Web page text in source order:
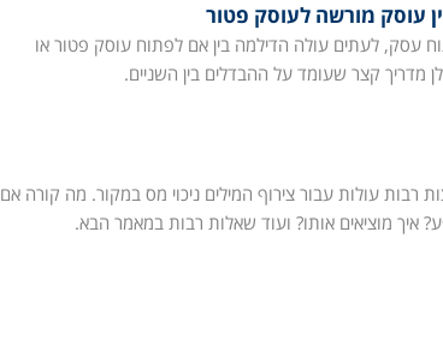
עוסק מורשה לעוסק פטור
עסק, לעתים עולה הדילמה בין אם לפתוח עוסק פטור או
מדריך קצר שעומד על ההבדלים בין השניים.
רבות עולות עבור צירוף המילים ניכוי מס במקור. מה קורה אם
איך מוציאים אותו? ועוד שאלות רבות במאמר הבא.